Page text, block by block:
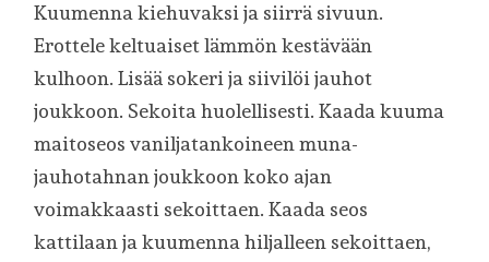
Kuumenna kiehuvaksi ja siirrä sivuun.
Erottele keltuaiset lämmön kestävään
kulhoon. Lisää sokeri ja siivilöi jauhot
joukkoon. Sekoita huolellisesti. Kaada kuuma
maitoseos vaniljatankoineen muna-
jauhotahnan joukkoon koko ajan
voimakkaasti sekoittaen. Kaada seos
kattilaan ja kuumenna hiljalleen sekoittaen,